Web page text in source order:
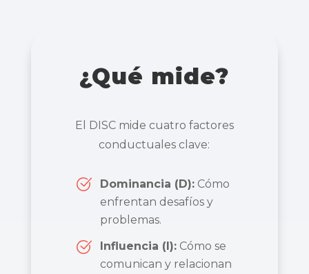
¿Qué mide?
El DISC mide cuatro factores
conductuales clave:
Dominancia (D): Cómo
enfrentan desafíos y
problemas.
Influencia (I): Cómo se
comunican y relacionan